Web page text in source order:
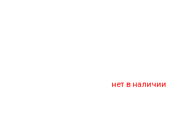
нет в наличии